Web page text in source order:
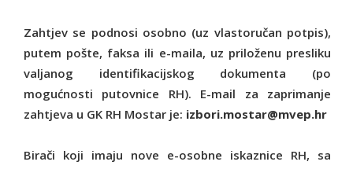
Zahtjev se podnosi osobno (uz vlastoručan potpis),
putem pošte, faksa ili e-maila, uz priloženu presliku
valjanog identifikacijskog dokumenta (po
mogućnosti putovnice RH). E-mail za zaprimanje
zahtjeva u GK RH Mostar je: izbori.mostar@mvep.hr
Birači koji imaju nove e-osobne iskaznice RH, sa